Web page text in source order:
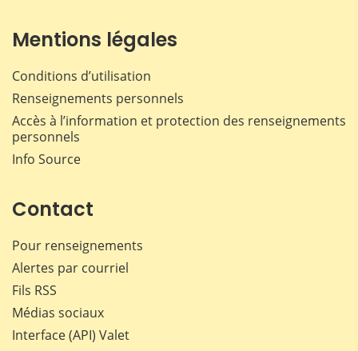
Mentions légales
Conditions d’utilisation
Renseignements personnels
Accès à l’information et protection des renseignements
personnels
Info Source
Contact
Pour renseignements
Alertes par courriel
Fils RSS
Médias sociaux
Interface (API) Valet